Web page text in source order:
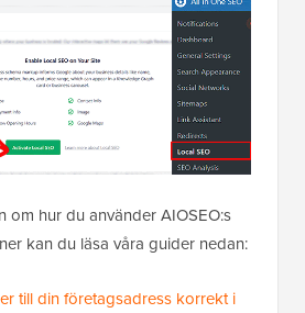
om hur du använder AIOSEO:s
kan du läsa våra guider nedan:
till din företagsadress korrekt i